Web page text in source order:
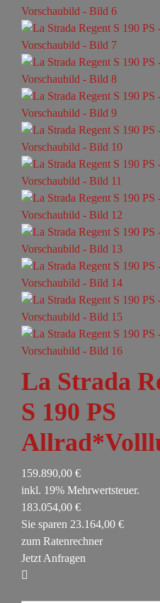
La Strada
S 190 PS
159.890,00 €
inkl. 19% Mehrwertsteuer.
183.054,00 €
Sie sparen 23.164,00 €
zum Ratenrechner
Jetzt Anfragen